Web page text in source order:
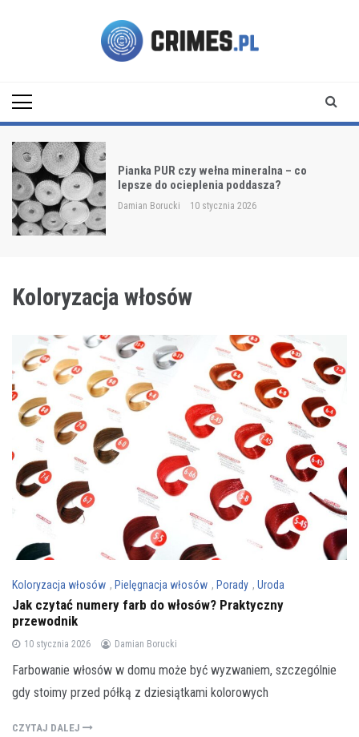
Pianka PUR czy wełna mineralna – co
lepsze do ocieplenia poddasza?
Damian Borucki 10 stycznia 2026
Koloryzacja włosów
Koloryzacja włosów , Pielęgnacja włosów , Porady , Uroda
Jak czytać numery farb do włosów? Praktyczny
przewodnik
10 stycznia 2026 Damian Borucki
Farbowanie włosów w domu może być wyzwaniem, szczególnie
gdy stoimy przed półką z dziesiątkami kolorowych
CZYTAJ DALEJ